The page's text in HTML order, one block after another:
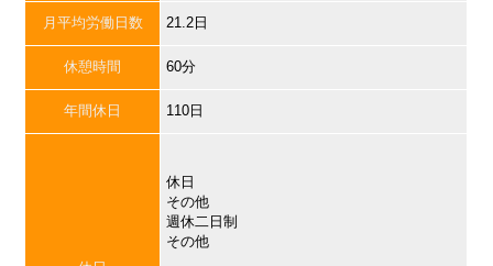
月平均労働日数 21.2日
休憩時間 60分
年間休日 110日
休日
その他
週休二日制
その他